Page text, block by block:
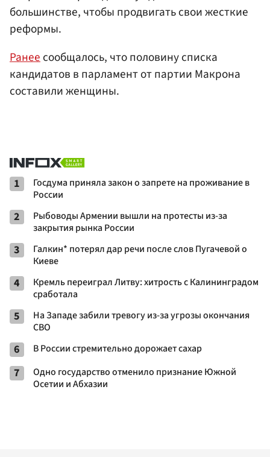
большинстве, чтобы продвигать свои жесткие
реформы.
Ранеесообщалось, что половину списка
кандидатов в парламент от партии Макрона
составили женщины.
1
Госдума приняла закон о запрете на проживание в
России
2
Рыбоводы Армении вышли на протесты из-за
закрытия рынка России
3
Галкин* потерял дар речи после слов Пугачевой о
Киеве
4
Кремль переиграл Литву: хитрость с Калининградом
сработала
5
На Западе забили тревогу из-за угрозы окончания
СВО
6 В России стремительно дорожает сахар
7
Одно государство отменило признание Южной
Осетии и Абхазии